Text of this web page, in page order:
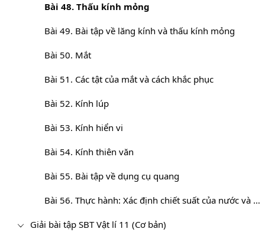
Bài 48. Thấu kính mỏng
Bài 49. Bài tập về lăng kính và thấu kính mỏng
Bài 50. Mắt
Bài 51. Các tật của mắt và cách khắc phục
Bài 52. Kính lúp
Bài 53. Kính hiển vi
Bài 54. Kính thiên văn
Bài 55. Bài tập về dụng cụ quang
Bài 56. Thực hành: Xác định chiết suất của nước và tiêu cự của thấu kính phân kì
Giải bài tập SBT Vật lí 11 (Cơ bản)